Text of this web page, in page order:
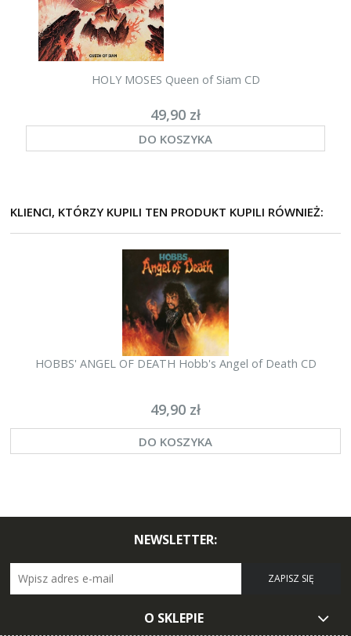
HOLY MOSES Queen of Siam CD
49,90 zł
DO KOSZYKA
KLIENCI, KTÓRZY KUPILI TEN PRODUKT KUPILI RÓWNIEŻ:
HOBBS' ANGEL OF DEATH Hobb's Angel of Death CD
49,90 zł
DO KOSZYKA
NEWSLETTER:
ZAPISZ SIĘ
O SKLEPIE